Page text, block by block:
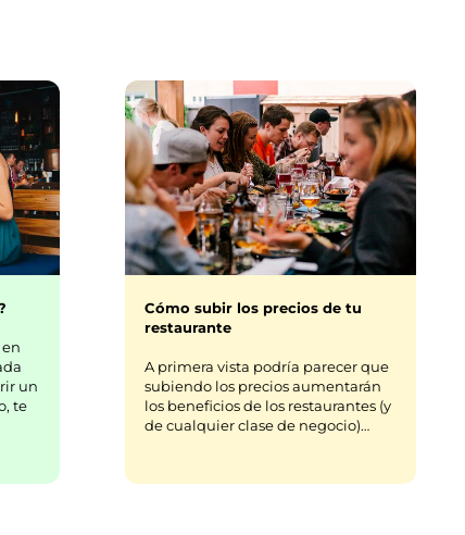
un
te
Cómo subir los precios de tu
restaurante
A primera vista podría parecer que
subiendo los precios aumentarán
los beneficios de los restaurantes (y
de cualquier clase de negocio)…